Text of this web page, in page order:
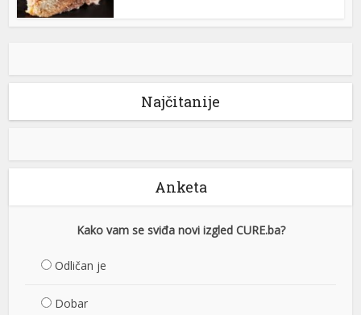
Najčitanije
Anketa
Kako vam se sviđa novi izgled CURE.ba?
Odličan je
Dobar